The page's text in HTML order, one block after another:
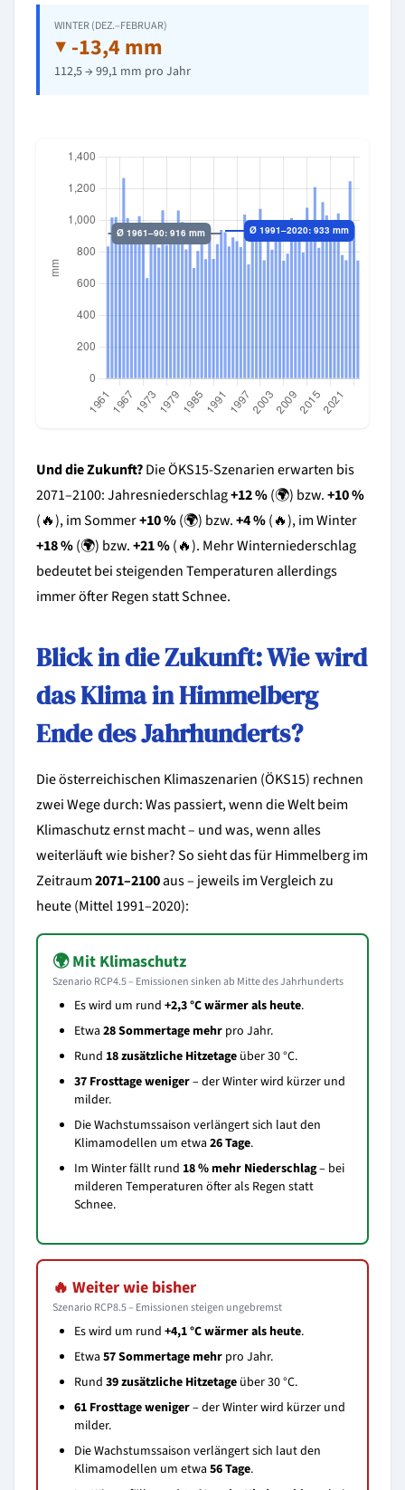
WINTER (DEZ.–FEBRUAR)
▼ -13,4 mm
112,5 → 99,1 mm pro Jahr
Und die Zukunft?Die ÖKS15-Szenarien erwarten bis
2071–2100: Jahresniederschlag+12 %(🌍) bzw.+10 %
(🔥), im Sommer+10 %(🌍) bzw.+4 %(🔥), im Winter
+18 %(🌍) bzw.+21 %(🔥). Mehr Winterniederschlag
bedeutet bei steigenden Temperaturen allerdings
immer öfter Regen statt Schnee.
Blick in die Zukunft: Wie wird
das Klima in Himmelberg
Ende des Jahrhunderts?
Die österreichischen Klimaszenarien (ÖKS15) rechnen
zwei Wege durch: Was passiert, wenn die Welt beim
Klimaschutz ernst macht – und was, wenn alles
weiterläuft wie bisher? So sieht das für Himmelberg im
Zeitraum2071–2100aus – jeweils im Vergleich zu
heute (Mittel 1991–2020):
🌍 Mit Klimaschutz
Szenario RCP4.5 – Emissionen sinken ab Mitte des Jahrhunderts
Es wird um rund +2,3 °C wärmer als heute.
Etwa 28 Sommertage mehr pro Jahr.
Rund 18 zusätzliche Hitzetage über 30 °C.
37 Frosttage weniger– der Winter wird kürzer und
milder.
Die Wachstumssaison verlängert sich laut den
Klimamodellen um etwa 26 Tage.
Im Winter fällt rund 18 % mehr Niederschlag– bei
milderen Temperaturen öfter als Regen statt
Schnee.
🔥 Weiter wie bisher
Szenario RCP8.5 – Emissionen steigen ungebremst
Es wird um rund +4,1 °C wärmer als heute.
Etwa 57 Sommertage mehr pro Jahr.
Rund 39 zusätzliche Hitzetage über 30 °C.
61 Frosttage weniger– der Winter wird kürzer und
milder.
Die Wachstumssaison verlängert sich laut den
Klimamodellen um etwa 56 Tage.